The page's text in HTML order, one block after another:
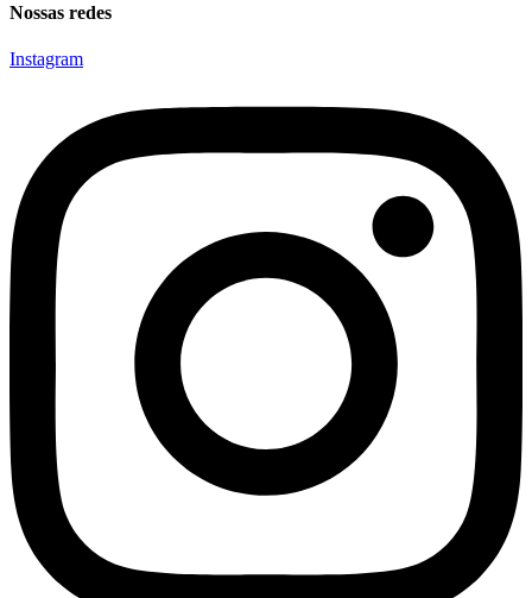
Nossas redes
Instagram